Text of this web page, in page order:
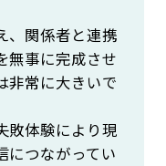
、関係者と連携
無事に完成させ
非常に大きいで
敗体験により現
につながってい